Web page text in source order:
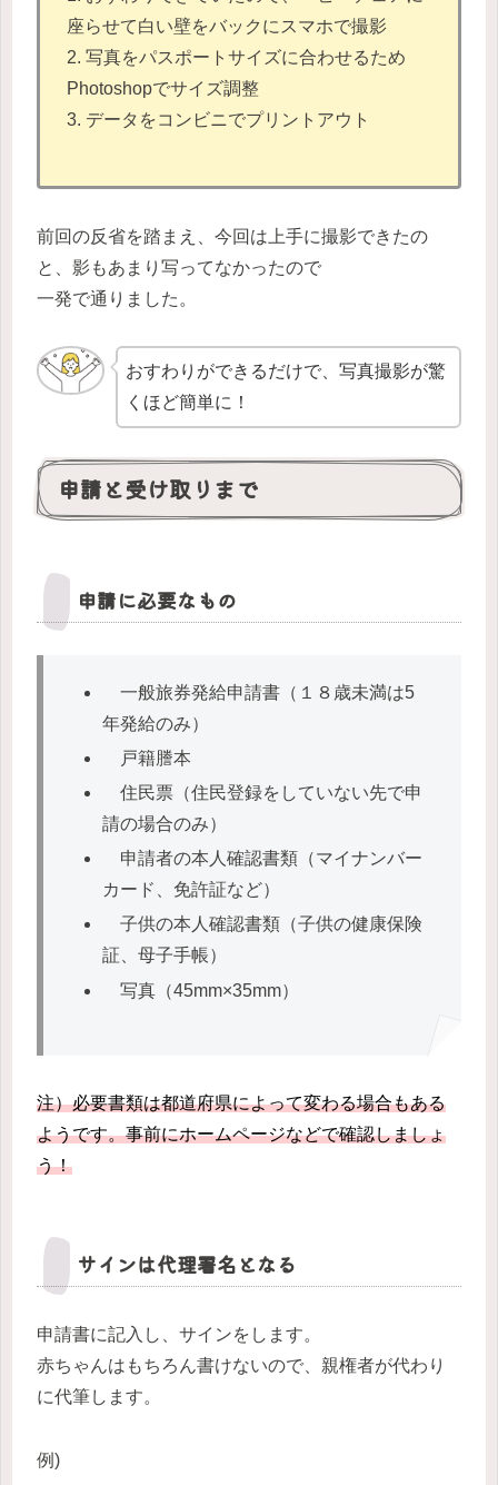
座らせて白い壁をバックにスマホで撮影
2. 写真をパスポートサイズに合わせるため
Photoshopでサイズ調整
3. データをコンビニでプリントアウト
前回の反省を踏まえ、今回は上手に撮影できたの
と、影もあまり写ってなかったので
一発で通りました。
おすわりができるだけで、写真撮影が驚
くほど簡単に！
申請と受け取りまで
申請に必要なもの
一般旅券発給申請書（１８歳未満は5
年発給のみ）
戸籍謄本
住民票（住民登録をしていない先で申
請の場合のみ）
申請者の本人確認書類（マイナンバー
カード、免許証など）
子供の本人確認書類（子供の健康保険
証、母子手帳）
写真（45mm×35mm）
注）必要書類は都道府県によって変わる場合もある
ようです。事前にホームページなどで確認しましょ
う！
サインは代理署名となる
申請書に記入し、サインをします。
赤ちゃんはもちろん書けないので、親権者が代わり
に代筆します。
例)